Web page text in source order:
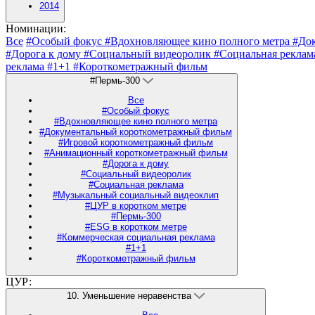
2014
Номинации:
Все #Особый фокус #Вдохновляющее кино полного метра
#Дорога к дому #Социальный видеоролик #Социальная
реклама #1+1 #Короткометражный фильм
#Пермь-300
Все
#Особый фокус
#Вдохновляющее кино полного метра
#Документальный короткометражный фильм
#Игровой короткометражный фильм
#Анимационный короткометражный фильм
#Дорога к дому
#Социальный видеоролик
#Социальная реклама
#Музыкальный социальный видеоклип
#ЦУР в коротком метре
#Пермь-300
#ESG в коротком метре
#Коммерческая социальная реклама
#1+1
#Короткометражный фильм
ЦУР:
10. Уменьшение неравенства